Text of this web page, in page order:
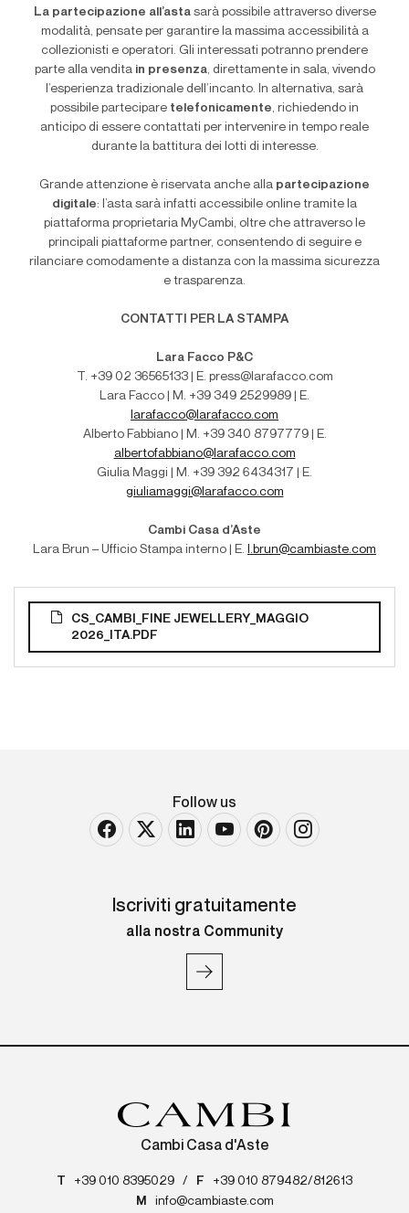
CS_CAMBI_FINE JEWELLERY_MAGGIO
2026_ITA.PDF
La partecipazione all’asta sarà possibile attraverso diverse
modalità, pensate per garantire la massima accessibilità a
collezionisti e operatori. Gli interessati potranno prendere
parte alla vendita in presenza, direttamente in sala, vivendo
’esperienza tradizionale dell ’incanto. In alternativa, sarà
possibile partecipare telefonicamente, richiedendo in
anticipo di essere contattati per intervenire in tempo reale
durante la battitura dei lotti di interesse.
Grande attenzione è riservata anche alla partecipazione
digitale: l ’asta sarà infatti accessibile online tramite la
piattaforma proprietaria MyCambi, oltre che attraverso le
principali piattaforme partner, consentendo di seguire e
rilanciare comodamente a distanza con la massima sicurezza
e trasparenza.
CONTATTI PER LA STAMPA
Lara Facco P&C
T. +39 02 36565133 | E. press@larafacco.com
Lara Facco | M. +39 349 2529989 | E.
larafacco@larafacco.com
Alberto Fabbiano | M. +39 340 8797779 | E.
albertofabbiano@larafacco.com
Giulia Maggi | M. +39 392 6434317 | E.
giuliamaggi@larafacco.com
Cambi Casa d’Aste
Lara Brun – Ufficio Stampa interno | E. l.brun@cambiaste.com
Follow us
Iscriviti gratuitamente
alla nostra Community
Cambi Casa d'Aste
T +39 010 8395029 / F
+39 010 879482/812613
M
info@cambiaste.com